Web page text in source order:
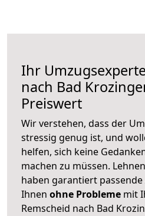
Ihr
nach Bad
Preiswert
Wir verstehen, dass der
stressig genug ist, und
helfen, sich keine
machen zu müssen.
haben garantiert
Ihnen ohne Probleme mit
Remscheid nach Bad